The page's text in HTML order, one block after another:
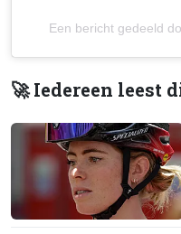
Een bericht gedeeld
🚀 Iedereen leest